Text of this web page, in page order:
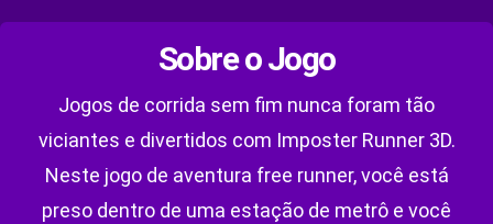
Sobre o Jogo
Jogos de corrida sem fim nunca foram tão
viciantes e divertidos com Imposter Runner 3D.
Neste jogo de aventura free runner, você está
preso dentro de uma estação de metrô e você